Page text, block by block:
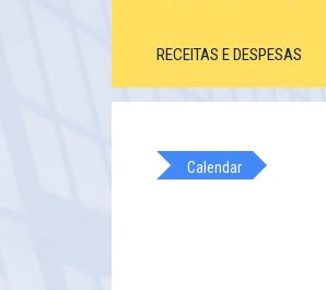
RECEITAS E DESPESAS
Calendar